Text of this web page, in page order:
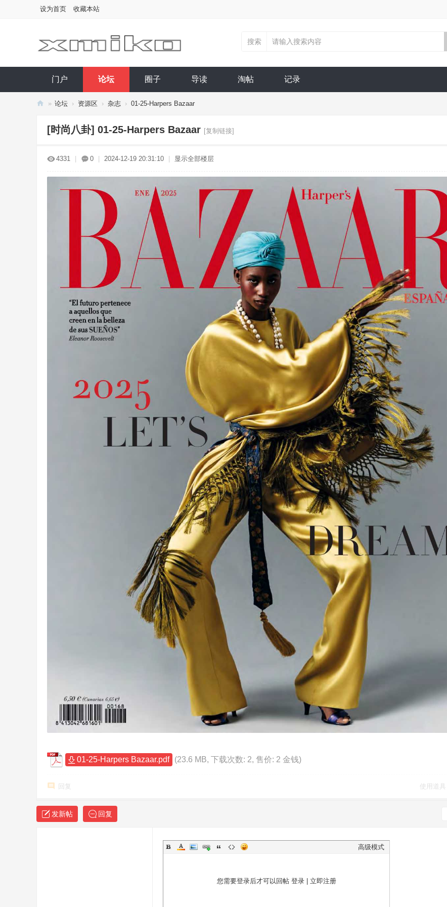
设为首页 收藏本站
搜索
门户 论坛 圈子 导读 淘帖 记录
» 论坛 › 资源区 › 杂志 › 01-25-Harpers Bazaar
[时尚八卦] 01-25-Harpers Bazaar [复制链接]
4331 0 2024-12-19 20:31:10 显示全部楼层
01-25-Harpers Bazaar.pdf (23.6 MB, 下载次数: 2, 售价: 2 金钱)
回复 使用道具
发新帖 回复
高级模式
您需要登录后才可以回帖 登录| 立即注册